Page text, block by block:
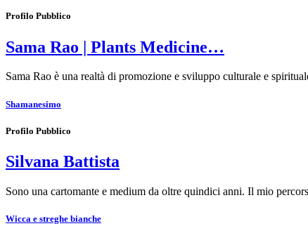
Profilo Pubblico
Sama Rao | Plants Medicine…
Sama Rao è una realtà di promozione e sviluppo culturale e
Shamanesimo
Profilo Pubblico
Silvana Battista
Sono una cartomante e medium da oltre quindici anni. Il mio
Wicca e streghe bianche